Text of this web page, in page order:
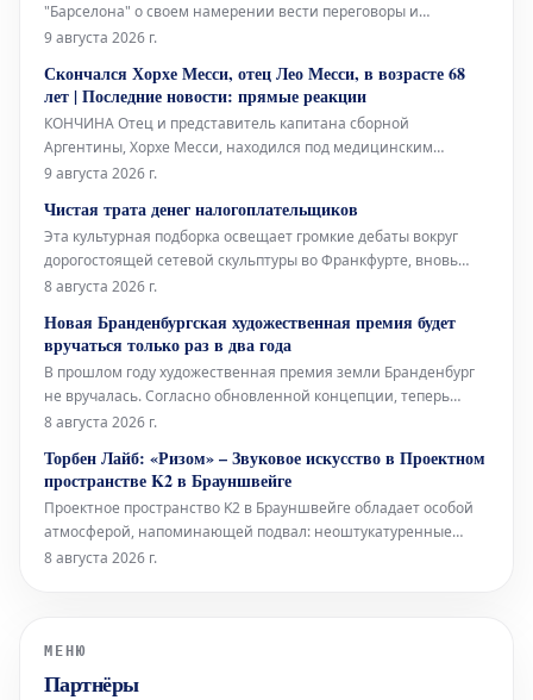
"Барселона" о своем намерении вести переговоры и
заключить соглашение с "ПСЖ". Валенсийский нападающий
забил победный гол в финале Чемпионата мира, и сообщил
об этом главному тренеру Ханси Флику
9 августа 2026 г.
Скончался Хорхе Месси, отец Лео Месси, в возрасте 68
лет | Последние новости: прямые реакции
КОНЧИНА Отец и представитель капитана сборной
Аргентины, Хорхе Месси, находился под медицинским
наблюдением в течение нескольких месяцев из-за своего
кончине в возрасте 68 лет, что потрясло весь футбольный
мир.
9 августа 2026 г.
Чистая трата денег налогоплательщиков
Эта культурная подборка освещает громкие дебаты вокруг
дорогостоящей сетевой скульптуры во Франкфурте, вновь
открывшуюся Галерею Аполлона в Лувре, культовое
Берлинского Фольксбюне, превращенного во временный
открытый бассейн. Дебаты во
8 августа 2026 г.
Новая Бранденбургская художественная премия будет
вручаться только раз в два года
В прошлом году художественная премия земли Бранденбург
не вручалась. Согласно обновленной концепции, теперь
премия будет присуждаться только раз в два года, и это не
утверждая новую структуру премии, намерено оказать
всестороннюю поддержку
8 августа 2026 г.
Торбен Лайб: «Ризом» – Звуковое искусство в Проектном
пространстве K2 в Брауншвейге
Проектное пространство K2 в Брауншвейге обладает особой
атмосферой, напоминающей подвал: неоштукатуренные
стены, высоко расположенные окна и видимые трубы, словно
8 августа 2026 г.
МЕНЮ
Партнёры